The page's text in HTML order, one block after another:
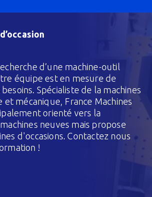
d’une machine-outil
équipe est en mesure de
Spécialiste de la machines
mécanique, France Machines
orienté vers la
neuves mais propose
d'occasions. Contactez nous
!